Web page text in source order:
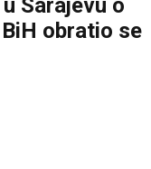
Sarajevu o
obratio se